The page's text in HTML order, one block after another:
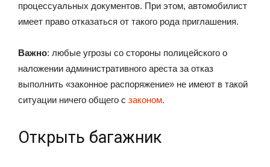
процессуальных документов. При этом, автомобилист
имеет право отказаться от такого рода приглашения.
Важно: любые угрозы со стороны полицейского о
наложении административного ареста за отказ
выполнить «законное распоряжение» не имеют в такой
ситуации ничего общего с законом.
Открыть багажник